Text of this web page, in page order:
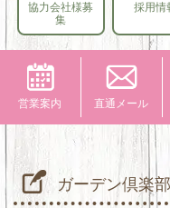
協力会社様募
集
採用情
営業案内 直通メール
ガーデン倶楽